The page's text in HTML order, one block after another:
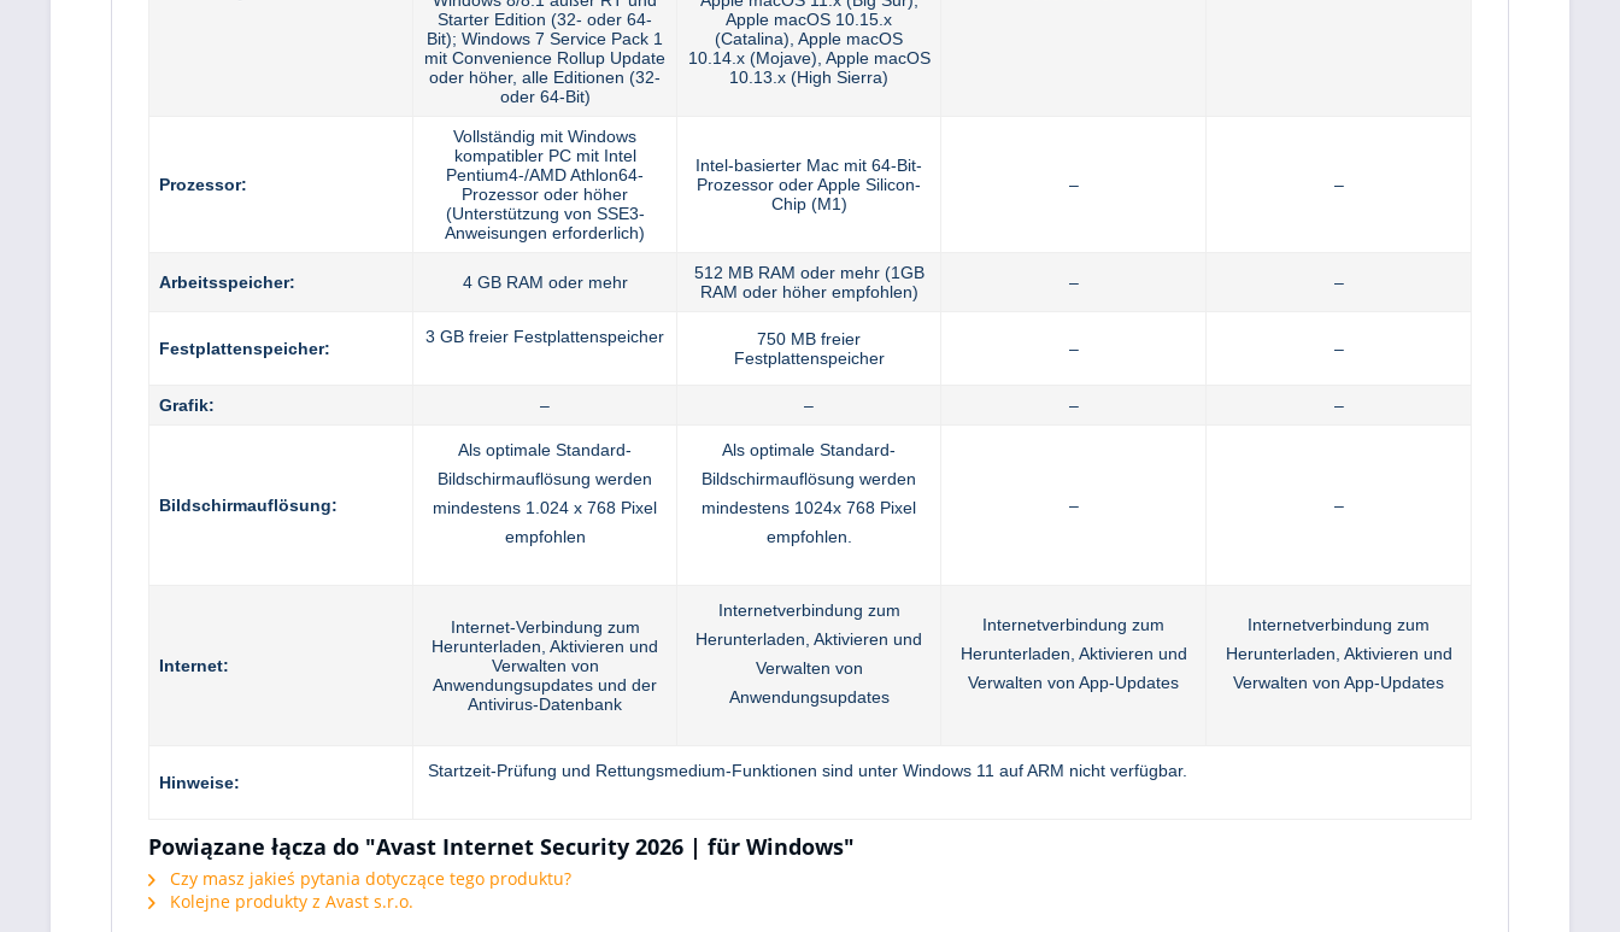
Starter Edition (32- oder 64-
Bit); Windows 7 Service Pack 1
mit Convenience Rollup Update
oder höher, alle Editionen (32-
oder 64-Bit)
Apple macOS 10.15.x
(Catalina), Apple macOS
10.14.x (Mojave), Apple macOS
10.13.x (High Sierra)
Prozessor:
Vollständig mit Windows
kompatibler PC mit Intel
Pentium4-/AMD Athlon64-
Prozessor oder höher
(Unterstützung von SSE3-
Anweisungen erforderlich)
Intel-basierter Mac mit 64-Bit-
Prozessor oder Apple Silicon-
Chip (M1)
– –
Arbeitsspeicher: 4 GB RAM oder mehr
512 MB RAM oder mehr (1GB
RAM oder höher empfohlen)
– –
Festplattenspeicher:
3 GB freier Festplattenspeicher
750 MB freier
Festplattenspeicher
– –
Grafik: – – – –
Bildschirmauflösung:
Als optimale Standard-
Bildschirmauflösung werden
mindestens 1.024 x 768 Pixel
empfohlen
Als optimale Standard-
Bildschirmauflösung werden
mindestens 1024x 768 Pixel
empfohlen.
– –
Internet:
Internet-Verbindung zum
Herunterladen, Aktivieren und
Verwalten von
Anwendungsupdates und der
Antivirus-Datenbank
Internetverbindung zum
Herunterladen, Aktivieren und
Verwalten von
Anwendungsupdates
Internetverbindung zum
Herunterladen, Aktivieren und
Verwalten von App-Updates
Internetverbindung zum
Herunterladen, Aktivieren und
Verwalten von App-Updates
Hinweise:
Startzeit-Prüfung und Rettungsmedium-Funktionen sind unter Windows 11 auf ARM nicht verfügbar.
Powiązane łącza do "Avast Internet Security 2026 | für Windows"
Czy masz jakieś pytania dotyczące tego produktu?
Kolejne produkty z Avast s.r.o.